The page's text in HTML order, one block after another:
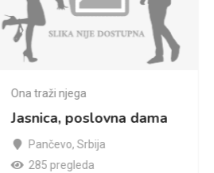
Ona traži njega
Jasnica, poslovna dama
Pančevo, Srbija
285 pregleda